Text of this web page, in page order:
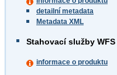
detailní metadata
Metadata XML
Stahovací služby WFS
informace o produktu